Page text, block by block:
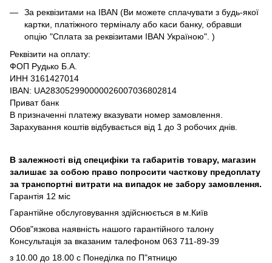
За реквізитами на IBAN (Ви можете сплачувати з будь-якої
картки, платіжного терміналу або каси банку, обравши
опцію "Сплата за реквізитами IBAN Україною". )
Реквізити на оплату:
ФОП Рудько Б.А.
ИНН 3161427014
IBAN: UA283052990000026007036802814
Приват банк
В призначенні платежу вказувати номер замовлення.
Зарахування коштів відбувається від 1 до 3 робочих днів.
В залежності від специфіки та габаритів товару, магазин
залишає за собою право попросити часткову предоплату
за транспортні витрати на випадок не забору замовлення.
Гарантія 12 міс
Гарантійне обслуговування здійснюється в м.Київ
Обов"язкова наявність нашого гарантійного талону
Консультація за вказаним талефоном 063 711-89-39
з 10.00 до 18.00 с Понеділка по П"ятницю